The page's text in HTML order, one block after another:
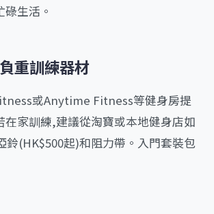
生活。
重訓練器材
或Anytime Fitness等健身房提
在家訓練,建議從淘寶或本地健身店如
鈴(HK$500起)和阻力帶。入門套裝包